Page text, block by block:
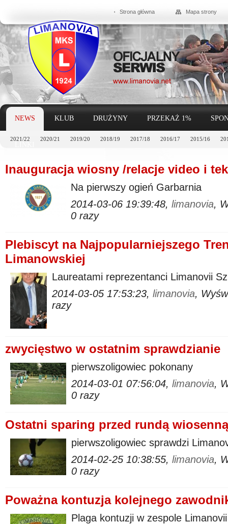
Strona główna Mapa strony
NEWS
2021/22 2020/21 2019/20 2018/19 2017/18 2016/17 2015/16
KLUB DRUŻYNY PRZEKAŻ 1%
Inauguracja wiosny /relacje video i
Na pierwszy ogień Garbarnia
2014-03-06 19:39:48, limanovia,
0 razy
Plebiscyt na Najpopularniejszego
Limanowskiej
Laureatami reprezentanci Limanovii
2014-03-05 17:53:23, limanovia,
razy
zwycięstwo w ostatnim sprawdzianie
pierwszoligowiec pokonany
2014-03-01 07:56:04, limanovia,
0 razy
Ostatni sparing przed rundą
pierwszoligowiec sprawdzi
2014-02-25 10:38:55, limanovia,
0 razy
Poważna kontuzja kolejnego
Plaga kontuzji w zespole Limanovii